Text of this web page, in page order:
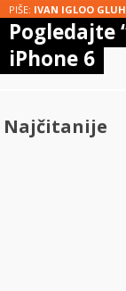
PIŠE: IVAN IGLOO
Pogledajte
iPhone 6
Najčitanije